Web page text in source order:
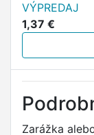
VÝPREDAJ
1,37 €
Zarážka